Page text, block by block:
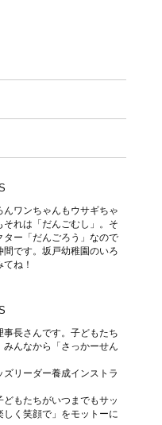
ワンちゃんもウサギちゃ
れは「だんごむし」。そ
ー「だんごろう」なので
です。坂戸幼稚園のいろ
ね！
長さんです。子どもたち
んなから「さっかーせん
ズリーダー養成インストラ
もたちがいつまでもサッ
く笑顔で」をモットーに